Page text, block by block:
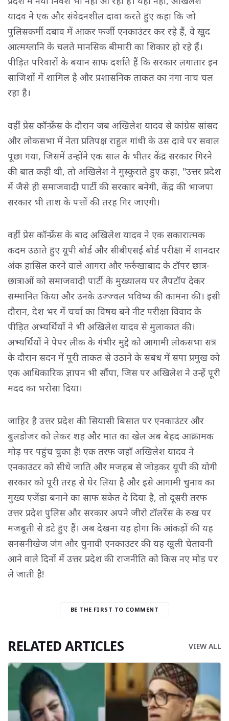
यादव ने एक और संवेदनशील दावा करते हुए कहा कि जो
पुलिसकर्मी दबाव में आकर फर्जी एनकाउंटर कर रहे हैं, वे खुद
आत्मग्लानि के चलते मानसिक बीमारी का शिकार हो रहे हैं।
पीड़ित परिवारों के बयान साफ दर्शाते हैं कि सरकार लगातार इन
साजिशों में शामिल है और प्रशासनिक ताकत का नंगा नाच चल
रहा है।
वहीं प्रेस कॉन्फ्रेंस के दौरान जब अखिलेश यादव से कांग्रेस सांसद
और लोकसभा में नेता प्रतिपक्ष राहुल गांधी के उस दावे पर सवाल
पूछा गया, जिसमें उन्होंने एक साल के भीतर केंद्र सरकार गिरने
की बात कही थी, तो अखिलेश ने मुस्कुराते हुए कहा, "उत्तर प्रदेश
में जैसे ही समाजवादी पार्टी की सरकार बनेगी, केंद्र की भाजपा
सरकार भी ताश के पत्तों की तरह गिर जाएगी।
वहीं प्रेस कॉन्फ्रेंस के बाद अखिलेश यादव ने एक सकारात्मक
कदम उठाते हुए यूपी बोर्ड और सीबीएसई बोर्ड परीक्षा में शानदार
अंक हासिल करने वाले आगरा और फर्रुखाबाद के टॉपर छात्र-
छात्राओं को समाजवादी पार्टी के मुख्यालय पर लैपटॉप देकर
सम्मानित किया और उनके उज्ज्वल भविष्य की कामना की। इसी
दौरान, देश भर में चर्चा का विषय बने नीट परीक्षा विवाद के
पीड़ित अभ्यर्थियों ने भी अखिलेश यादव से मुलाकात की।
अभ्यर्थियों ने पेपर लीक के गंभीर मुद्दे को आगामी लोकसभा सत्र
के दौरान सदन में पूरी ताकत से उठाने के संबंध में सपा प्रमुख को
एक आधिकारिक ज्ञापन भी सौंपा, जिस पर अखिलेश ने उन्हें पूरी
मदद का भरोसा दिया।
जाहिर है उत्तर प्रदेश की सियासी बिसात पर एनकाउंटर और
बुलडोजर को लेकर शह और मात का खेल अब बेहद आक्रामक
मोड़ पर पहुंच चुका है! एक तरफ जहाँ अखिलेश यादव ने
एनकाउंटर को सीधे जाति और मजहब से जोड़कर यूपी की योगी
सरकार को पूरी तरह से घेर लिया है और इसे आगामी चुनाव का
मुख्य एजेंडा बनाने का साफ संकेत दे दिया है, तो दूसरी तरफ
उत्तर प्रदेश पुलिस और सरकार अपने जीरो टॉलरेंस के रुख पर
मजबूती से डटे हुए हैं। अब देखना यह होगा कि आंकड़ों की यह
सनसनीखेज जंग और चुनावी एनकाउंटर की यह खुली चेतावनी
आने वाले दिनों में उत्तर प्रदेश की राजनीति को किस नए मोड़ पर
ले जाती है!
BE THE FIRST TO COMMENT
RELATED ARTICLES VIEW ALL